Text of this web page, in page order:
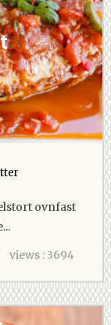
ovnfast
views : 3694